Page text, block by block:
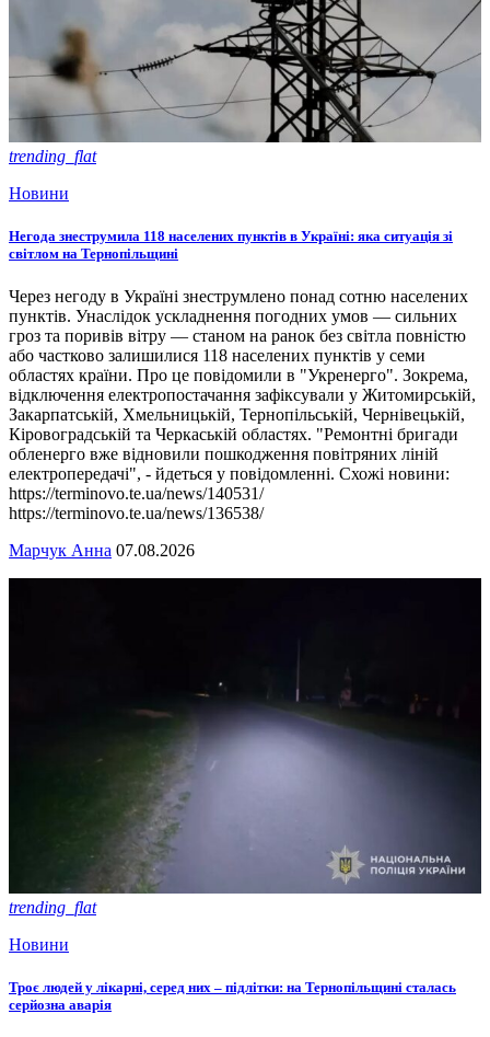
trending_flat
Новини
Негода знеструмила 118 населених пунктів в Україні: яка ситуація зі
світлом на Тернопільщині
Через негоду в Україні знеструмлено понад сотню населених
пунктів. Унаслідок ускладнення погодних умов — сильних
гроз та поривів вітру — станом на ранок без світла повністю
або частково залишилися 118 населених пунктів у семи
областях країни. Про це повідомили в "Укренерго". Зокрема,
відключення електропостачання зафіксували у Житомирській,
Закарпатській, Хмельницькій, Тернопільській, Чернівецькій,
Кіровоградській та Черкаській областях. "Ремонтні бригади
обленерго вже відновили пошкодження повітряних ліній
електропередачі", - йдеться у повідомленні. Схожі новини:
https://terminovo.te.ua/news/140531/
https://terminovo.te.ua/news/136538/
Марчук Анна 07.08.2026
trending_flat
Новини
Троє людей у лікарні, серед них – підлітки: на Тернопільщині сталась
серйозна аварія